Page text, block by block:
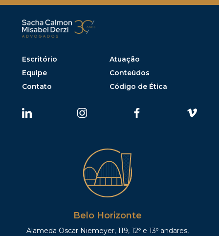
Escritório
Atuação
Equipe
Conteúdos
Contato
Código de Ética
Belo Horizonte
Alameda Oscar Niemeyer, 119, 12º e 13º andares,